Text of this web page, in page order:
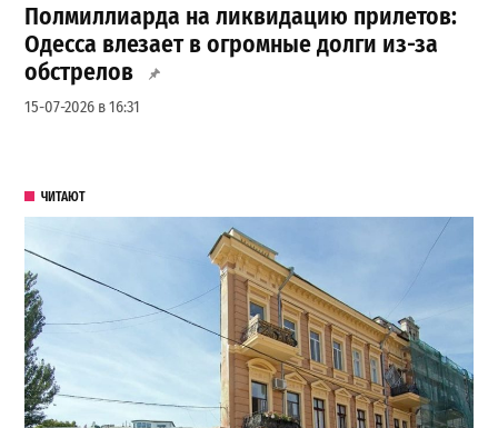
Полмиллиарда на ликвидацию прилетов:
Одесса влезает в огромные долги из-за
обстрелов
15-07-2026 в 16:31
ЧИТАЮТ